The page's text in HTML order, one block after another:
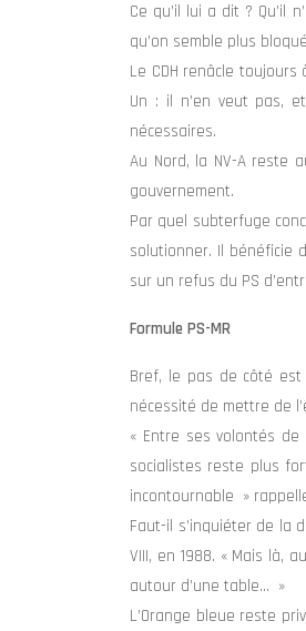
Ce qu’il lui a dit ? Qu’il
qu’on semble plus
Le CDH renâcle
Un : il n’en veut pas,
nécessaires.
Au Nord, la NV-A reste
gouvernement.
Par quel subterfuge
solutionner. Il bénéficie
sur un refus du PS
Formule PS-MR
Bref, le pas de côté est
nécessité de mettre de
« Entre ses volontés
socialistes reste plus
incontournable »
Faut-il s’inquiéter de la
VIII, en 1988. « Mais là,
autour d’une table… »
L’Orange bleue reste